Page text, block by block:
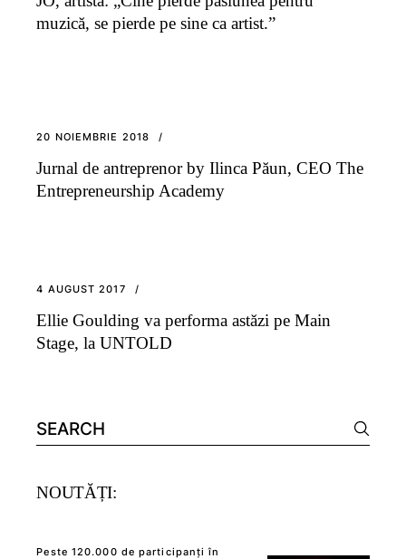
muzică, se pierde pe sine ca artist.”
20 NOIEMBRIE 2018
Jurnal de antreprenor by Ilinca Păun, CEO The
Entrepreneurship Academy
4 AUGUST 2017
Ellie Goulding va performa astăzi pe Main
Stage, la UNTOLD
Search
for:
NOUTĂȚI:
Peste 120.000 de participanți în